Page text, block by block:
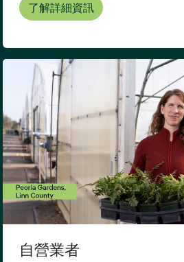
了解詳細資訊
自營業者